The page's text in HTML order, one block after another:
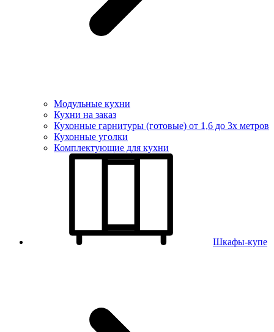
Модульные кухни
Кухни на заказ
Кухонные гарнитуры (готовые) от 1,6 до 3х метров
Кухонные уголки
Комплектующие для кухни
Шкафы-купе